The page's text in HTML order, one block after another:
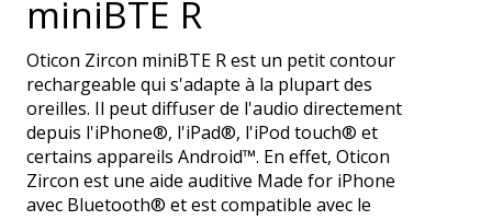
miniBTE R
Oticon Zircon miniBTE R est un petit contour
rechargeable qui s'adapte à la plupart des
oreilles. Il peut diffuser de l'audio directement
depuis l'iPhone®, l'iPad®, l'iPod touch® et
certains appareils Android™. En effet, Oticon
Zircon est une aide auditive Made for iPhone
avec Bluetooth® et est compatible avec le